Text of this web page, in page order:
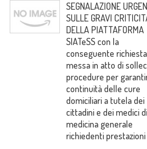
SEGNALAZIONE
SULLE GRAVI
DELLA PIATTAFORMA
SIATeSS con la
conseguente
messa in atto di
procedure per
continuità delle cure
domiciliari a tutela dei
cittadini e dei medici di
medicina generale
richiedenti prestazioni